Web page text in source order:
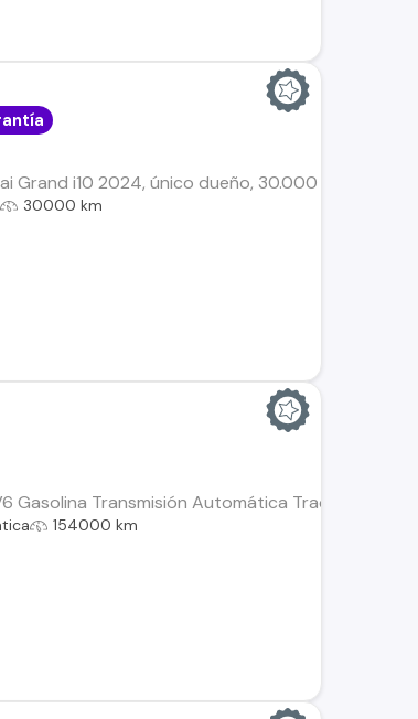
Grand i10 2024, único dueño, 30.000 km.
30000 km
Gasolina Transmisión Automática Tracción
154000 km